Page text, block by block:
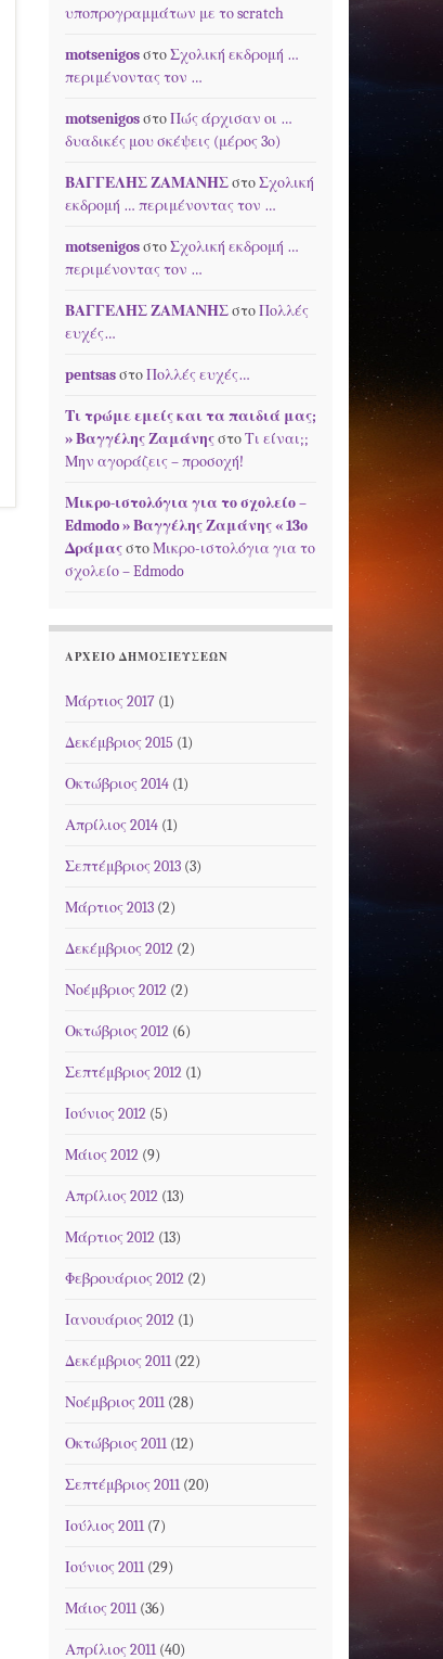
υποπρογραμμάτων με το scratch
motsenigosστοΣχολική εκδρομή …
περιμένοντας τον …
motsenigosστοΠώς άρχισαν οι …
δυαδικές μου σκέψεις (μέρος 3ο)
ΒΑΓΓΕΛΗΣ ΖΑΜΑΝΗΣστοΣχολική
εκδρομή … περιμένοντας τον …
motsenigosστοΣχολική εκδρομή …
περιμένοντας τον …
ΒΑΓΓΕΛΗΣ ΖΑΜΑΝΗΣστοΠολλές
ευχές…
pentsasστοΠολλές ευχές…
Τι τρώμε εμείς και τα παιδιά μας;
» Βαγγέλης ΖαμάνηςστοΤι είναι;;
Μην αγοράζεις – προσοχή!
Μικρο-ιστολόγια για το σχολείο –
Edmodo » Βαγγέλης Ζαμάνης « 13ο
ΔράμαςστοΜικρο-ιστολόγια για το
σχολείο – Edmodo
ΑΡΧΕΊΟ ΔΗΜΟΣΙΕΎΣΕΩΝ
Μάρτιος 2017(1)
Δεκέμβριος 2015 (1)
Οκτώβριος 2014(1)
Απρίλιος 2014(1)
Σεπτέμβριος 2013(3)
Μάρτιος 2013(2)
Δεκέμβριος 2012(2)
Νοέμβριος 2012(2)
Οκτώβριος 2012(6)
Σεπτέμβριος 2012(1)
Ιούνιος 2012(5)
Μάιος 2012(9)
Απρίλιος 2012(13)
Μάρτιος 2012(13)
Φεβρουάριος 2012(2)
Ιανουάριος 2012(1)
Δεκέμβριος 2011(22)
Νοέμβριος 2011(28)
Οκτώβριος 2011(12)
Σεπτέμβριος 2011(20)
Ιούλιος 2011(7)
Ιούνιος 2011(29)
Μάιος 2011(36)
Απρίλιος 2011(40)